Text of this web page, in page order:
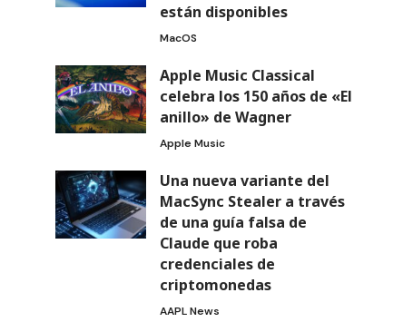
están disponibles
MacOS
Apple Music Classical
celebra los 150 años de «El
anillo» de Wagner
Apple Music
Una nueva variante del
MacSync Stealer a través
de una guía falsa de
Claude que roba
credenciales de
criptomonedas
AAPL News